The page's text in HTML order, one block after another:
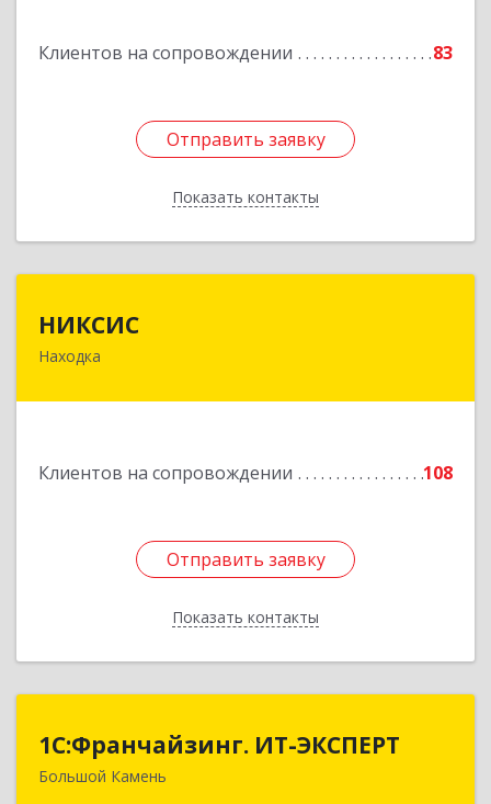
Клиентов на сопровождении 83
Отправить заявку
Показать контакты
Подробнее
Отправить заявку
Назад
НИКСИС
Находка
Клиентов на сопровождении 108
Отправить заявку
Показать контакты
Отправить заявку
Назад
1С:Франчайзинг. ИТ-ЭКСПЕРТ
Большой Камень
1С:Франчайзинг. ИТ-ЭКСПЕРТ
692806, Приморский край, Большой Камень г,